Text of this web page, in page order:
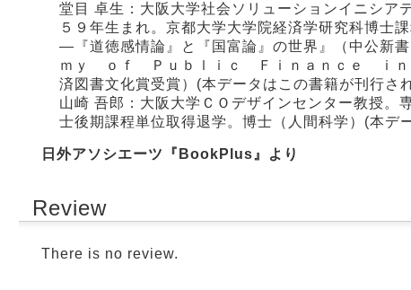
堂目 卓生：大阪大学社会ソリューションイニシア
５９年生まれ。京都大学大学院経済学研究科博士
―『道徳感情論』と『国富論』の世界』（中公新
ｍｙ ｏｆ Ｐｕｂｌｉｃ Ｆｉｎａｎｃｅ ｉｎ
済図書文化賞受賞）(本データはこの書籍が刊行さ
山崎 吾郎：大阪大学ＣＯデザインセンター教授。
士後期課程単位取得退学。博士（人間科学）(本デ
日外アソシエーツ『BookPlus』より
Review
There is no review.